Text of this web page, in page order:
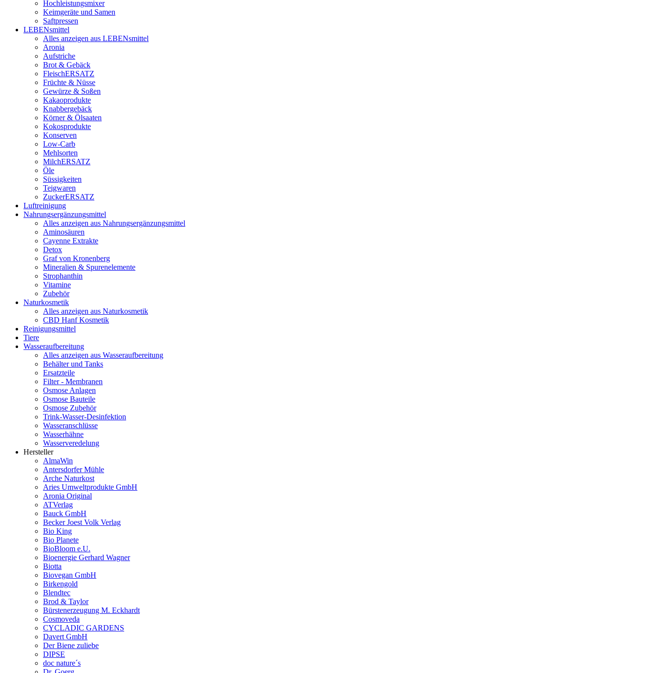
Hochleistungsmixer
Keimgeräte und Samen
Saftpressen
LEBENsmittel
Alles anzeigen aus LEBENsmittel
Aronia
Aufstriche
Brot & Gebäck
FleischERSATZ
Früchte & Nüsse
Gewürze & Soßen
Kakaoprodukte
Knabbergebäck
Körner & Ölsaaten
Kokosprodukte
Konserven
Low-Carb
Mehlsorten
MilchERSATZ
Öle
Süssigkeiten
Teigwaren
ZuckerERSATZ
Luftreinigung
Nahrungsergänzungsmittel
Alles anzeigen aus Nahrungsergänzungsmittel
Aminosäuren
Cayenne Extrakte
Detox
Graf von Kronenberg
Mineralien & Spurenelemente
Strophanthin
Vitamine
Zubehör
Naturkosmetik
Alles anzeigen aus Naturkosmetik
CBD Hanf Kosmetik
Reinigungsmittel
Tiere
Wasseraufbereitung
Alles anzeigen aus Wasseraufbereitung
Behälter und Tanks
Ersatzteile
Filter - Membranen
Osmose Anlagen
Osmose Bauteile
Osmose Zubehör
Trink-Wasser-Desinfektion
Wasseranschlüsse
Wasserhähne
Wasserveredelung
Hersteller
AlmaWin
Antersdorfer Mühle
Arche Naturkost
Aries Umweltprodukte GmbH
Aronia Original
ATVerlag
Bauck GmbH
Becker Joest Volk Verlag
Bio King
Bio Planete
BioBloom e.U.
Bioenergie Gerhard Wagner
Biotta
Biovegan GmbH
Birkengold
Blendtec
Brod & Taylor
Bürstenerzeugung M. Eckhardt
Cosmoveda
CYCLADIC GARDENS
Davert GmbH
Der Biene zuliebe
DIPSE
doc nature´s